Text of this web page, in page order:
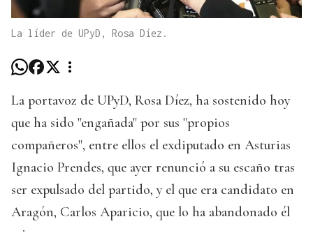
La líder de UPyD, Rosa Díez.
La portavoz de UPyD, Rosa Díez, ha sostenido hoy
que ha sido "engañada" por sus "propios
compañeros", entre ellos el exdiputado en Asturias
Ignacio Prendes, que ayer renunció a su escaño tras
ser expulsado del partido, y el que era candidato en
Aragón, Carlos Aparicio, que lo ha abandonado él